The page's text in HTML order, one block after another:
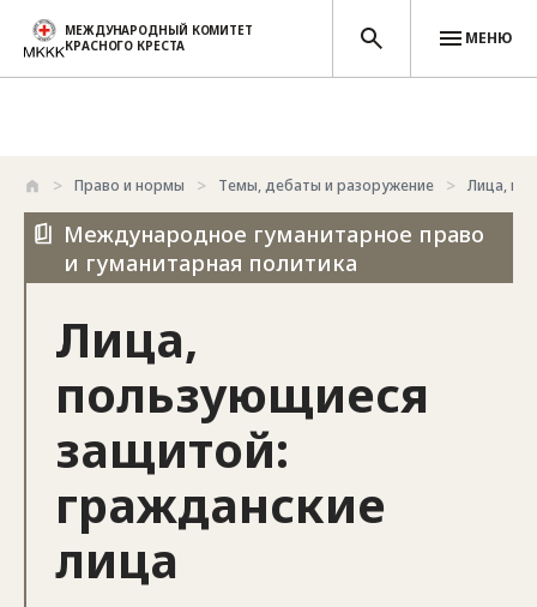
Перейти к основному содержанию
МЕЖДУНАРОДНЫЙ КОМИТЕТ
КРАСНОГО КРЕСТА
МЕНЮ
Право и нормы Темы, дебаты и разоружение Лица,
Международное гуманитарное право
и гуманитарная политика
Лица,
пользующиеся
защитой:
гражданские
лица